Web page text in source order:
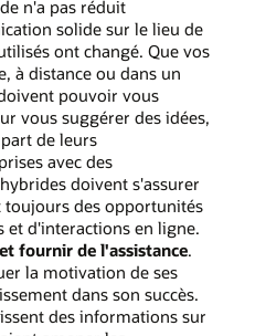
n'a pas réduit
solide sur le lieu de
ont changé. Que vos
à distance ou dans un
pouvoir vous
vous suggérer des idées,
de leurs
avec des
doivent s'assurer
des opportunités
et d'interactions en ligne.
fournir de l'assistance.
la motivation de ses
dans son succès.
des informations sur